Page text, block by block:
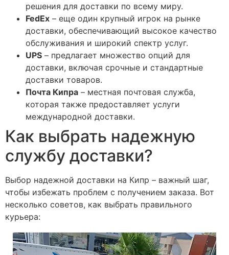
решения для доставки по всему миру.
FedEx – еще один крупный игрок на рынке
доставки, обеспечивающий высокое качество
обслуживания и широкий спектр услуг.
UPS – предлагает множество опций для
доставки, включая срочные и стандартные
доставки товаров.
Почта Кипра – местная почтовая служба,
которая также предоставляет услуги
международной доставки.
Как выбрать надежную
службу доставки?
Выбор надежной доставки на Кипр – важный шаг,
чтобы избежать проблем с получением заказа. Вот
несколько советов, как выбрать правильного
курьера: